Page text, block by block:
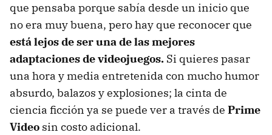
que pensaba porque sabía desde un inicio que
no era muy buena, pero hay que reconocer que
está lejos de ser una de las mejores
adaptaciones de videojuegos. Si quieres pasar
una hora y media entretenida con mucho humor
absurdo, balazos y explosiones; la cinta de
ciencia ficción ya se puede ver a través de Prime
Video sin costo adicional.